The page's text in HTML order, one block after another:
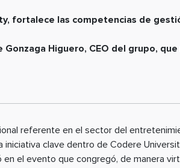
fortalece las competencias de
Gonzaga Higuero, CEO del grupo,
referente en el sector del
iniciativa clave dentro de Codere
en el evento que congregó, de manera